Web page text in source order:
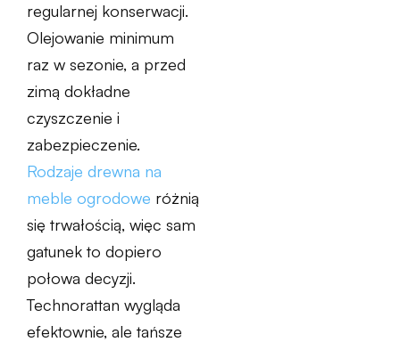
regularnej konserwacji.
Olejowanie minimum
raz w sezonie, a przed
zimą dokładne
czyszczenie i
zabezpieczenie.
Rodzaje drewna na
meble ogrodowe różnią
się trwałością, więc sam
gatunek to dopiero
połowa decyzji.
Technorattan wygląda
efektownie, ale tańsze